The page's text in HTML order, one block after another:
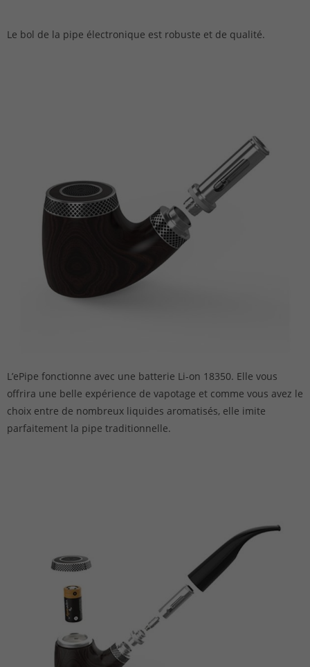
Le bol de la pipe électronique est robuste et de qualité.
L’ePipe fonctionne avec une batterie Li-on 18350. Elle vous
offrira une belle expérience de vapotage et comme vous avez le
choix entre de nombreux liquides aromatisés, elle imite
parfaitement la pipe traditionnelle.